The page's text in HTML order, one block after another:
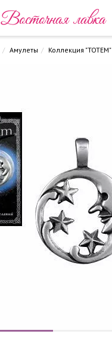
Восточная лавка
Амулеты Коллекция "TOTEM"